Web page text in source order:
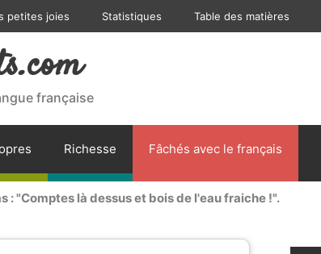
petites joies Statistiques Table des matières
française
Richesse Fâchés avec le français
: "Comptes là dessus et bois de l'eau fraiche !".